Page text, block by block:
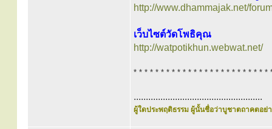
http://www.dhammajak.net/
เว็บไซต์วัดโพธิคุณ
http://watpotikhun.webwat.net/
* * * * * * * * * * * * * * * * * * * * * * * * *
.....................................................
ผู้ใดประพฤติธรรม ผู้นั้นชื่อว่าบูชาตถาคตอย่า